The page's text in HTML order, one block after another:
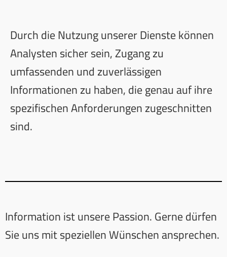
Durch die Nutzung unserer Dienste können
Analysten sicher sein, Zugang zu
umfassenden und zuverlässigen
Informationen zu haben, die genau auf ihre
spezifischen Anforderungen zugeschnitten
sind.
Information ist unsere Passion. Gerne dürfen
Sie uns mit speziellen Wünschen ansprechen.